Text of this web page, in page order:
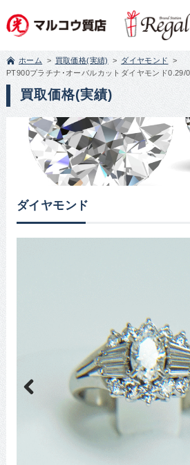
ホーム 買取価格(実績)
ダイヤモンド
PT900プラチナ･オーバルカットダイヤモンド0.29/
買取価格(実績)
ダイヤモンド